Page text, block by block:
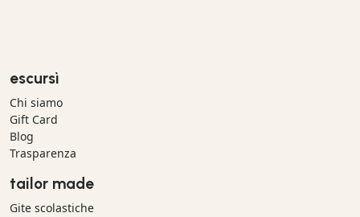
escursì
Chi siamo
Gift Card
Blog
Trasparenza
tailor made
Gite scolastiche